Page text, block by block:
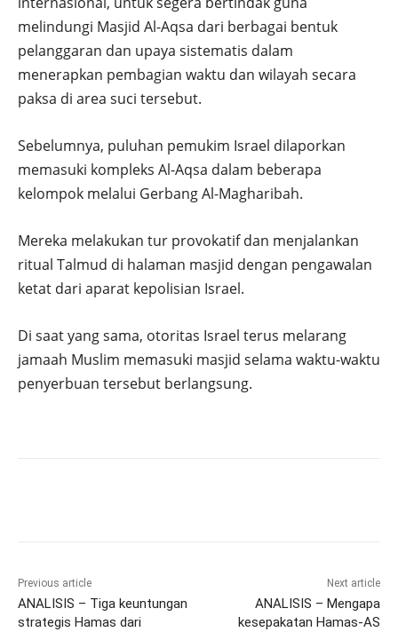
melindungi Masjid Al-Aqsa dari berbagai bentuk
pelanggaran dan upaya sistematis dalam
menerapkan pembagian waktu dan wilayah secara
paksa di area suci tersebut.
Sebelumnya, puluhan pemukim Israel dilaporkan
memasuki kompleks Al-Aqsa dalam beberapa
kelompok melalui Gerbang Al-Magharibah.
Mereka melakukan tur provokatif dan menjalankan
ritual Talmud di halaman masjid dengan pengawalan
ketat dari aparat kepolisian Israel.
Di saat yang sama, otoritas Israel terus melarang
jamaah Muslim memasuki masjid selama waktu-waktu
penyerbuan tersebut berlangsung.
Previous article
ANALISIS – Tiga keuntungan
strategis Hamas dari
Next article
ANALISIS – Mengapa
kesepakatan Hamas-AS